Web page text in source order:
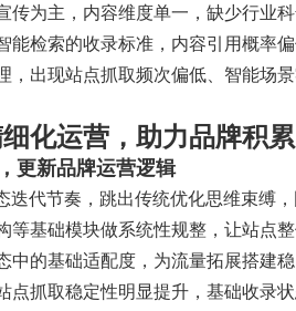
传为主，内容维度单一，缺少行业
能检索的收录标准，内容引用概率
，出现站点抓取频次偏低、智能场
化运营，助力品牌积
更新品牌运营逻辑
迭代节奏，跳出传统优化思维束缚
等基础模块做系统性规整，让站点
中的基础适配度，为流量拓展搭建
点抓取稳定性明显提升，基础收录